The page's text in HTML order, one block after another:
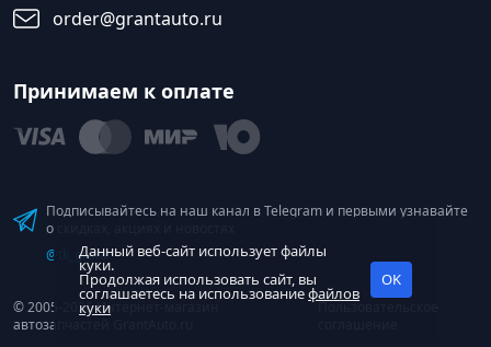
order@grantauto.ru
Принимаем к оплате
Подписывайтесь на наш канал в Telegram и первыми узнавайте
о скидках, акциях и новостях
@tk_grant
© 2005-2026 Интернет-магазин
автозапчастей GrantAuto.ru
Пользовательское
Данный веб-сайт использует файлы
куки.
Продолжая использовать сайт, вы
соглашаетесь на использованиефайлов
куки
OK